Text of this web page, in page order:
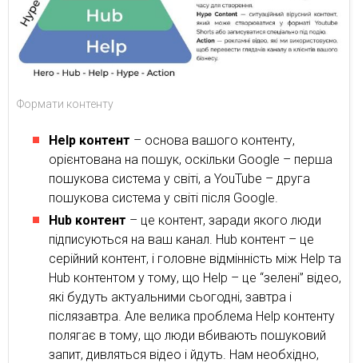
Формати контенту
Help контент – основа вашого контенту,
орієнтована на пошук, оскільки Google – перша
пошукова система у світі, а YouTube – друга
пошукова система у світі після Google.
Hub контент – це контент, заради якого люди
підписуються на ваш канал. Hub контент – це
серійний контент, і головне відмінність між Help та
Hub контентом у тому, що Help – це “зелені” відео,
які будуть актуальними сьогодні, завтра і
післязавтра. Але велика проблема Help контенту
полягає в тому, що люди вбивають пошуковий
запит, дивляться відео і йдуть. Нам необхідно,